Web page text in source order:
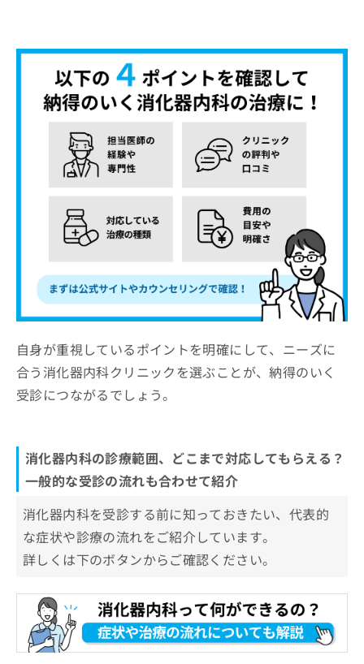
自身が重視しているポイントを明確にして、ニーズに
合う消化器内科クリニックを選ぶことが、納得のいく
受診につながるでしょう。
消化器内科の診療範囲、どこまで対応してもらえる？
一般的な受診の流れも合わせて紹介
消化器内科を受診する前に知っておきたい、代表的
な症状や診療の流れをご紹介しています。
詳しくは下のボタンからご確認ください。